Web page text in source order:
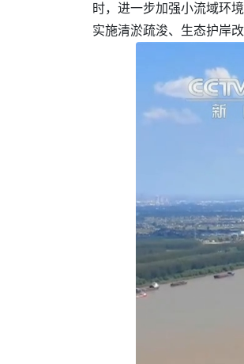
时，进一步加强小流域环
实施清淤疏浚、生态护岸